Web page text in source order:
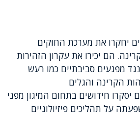
יחקרו את מערכת החוקים
הם יכירו את עקרון הזהירות
מפגעים סביבתיים כמו רעש
הקרינה והגלים
יסקרו חידושים בתחום המיגון מפני
על תהליכים פיזיולוגיים